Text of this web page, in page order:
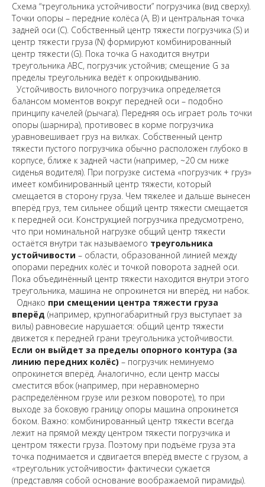
Схема “треугольника устойчивости” погрузчика (вид сверху).
Точки опоры – передние колёса (A, B) и центральная точка
задней оси (C). Собственный центр тяжести погрузчика (S) и
центр тяжести груза (N) формируют комбинированный
центр тяжести (G). Пока точка G находится внутри
треугольника ABC, погрузчик устойчив; смещение G за
пределы треугольника ведёт к опрокидыванию.
Устойчивость вилочного погрузчика определяется
балансом моментов вокруг передней оси – подобно
принципу качелей (рычага). Передняя ось играет роль точки
опоры (шарнира), противовес в корме погрузчика
уравновешивает груз на вилках. Собственный центр
тяжести пустого погрузчика обычно расположен глубоко в
корпусе, ближе к задней части (например, ~20 см ниже
сиденья водителя). При погрузке система «погрузчик + груз»
имеет комбинированный центр тяжести, который
смещается в сторону груза. Чем тяжелее и дальше вынесен
вперёд груз, тем сильнее общий центр тяжести смещается
к передней оси. Конструкцией погрузчика предусмотрено,
что при номинальной нагрузке общий центр тяжести
остаётся внутри так называемого треугольника
устойчивости – области, образованной линией между
опорами передних колёс и точкой поворота задней оси.
Пока объединённый центр тяжести находится внутри этого
треугольника, машина не опрокинется ни вперёд, ни набок.
Однако при смещении центра тяжести груза
вперёд (например, крупногабаритный груз выступает за
вилы) равновесие нарушается: общий центр тяжести
движется к передней грани треугольника устойчивости.
Если он выйдет за пределы опорного контура (за
линию передних колёс) – погрузчик неминуемо
опрокинется вперёд. Аналогично, если центр массы
сместится вбок (например, при неравномерно
распределённом грузе или резком повороте), то при
выходе за боковую границу опоры машина опрокинется
боком. Важно: комбинированный центр тяжести всегда
лежит на прямой между центром тяжести погрузчика и
центром тяжести груза. Поэтому при подъёме груза эта
точка поднимается и сдвигается вперёд вместе с грузом, а
«треугольник устойчивости» фактически сужается
(представляя собой основание воображаемой пирамиды).